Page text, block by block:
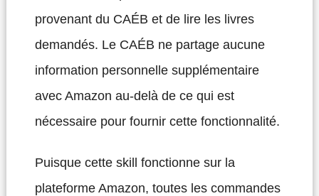
provenant du CAÉB et de lire les livres
demandés. Le CAÉB ne partage aucune
information personnelle supplémentaire
avec Amazon au-delà de ce qui est
nécessaire pour fournir cette fonctionnalité.
Puisque cette skill fonctionne sur la
plateforme Amazon, toutes les commandes